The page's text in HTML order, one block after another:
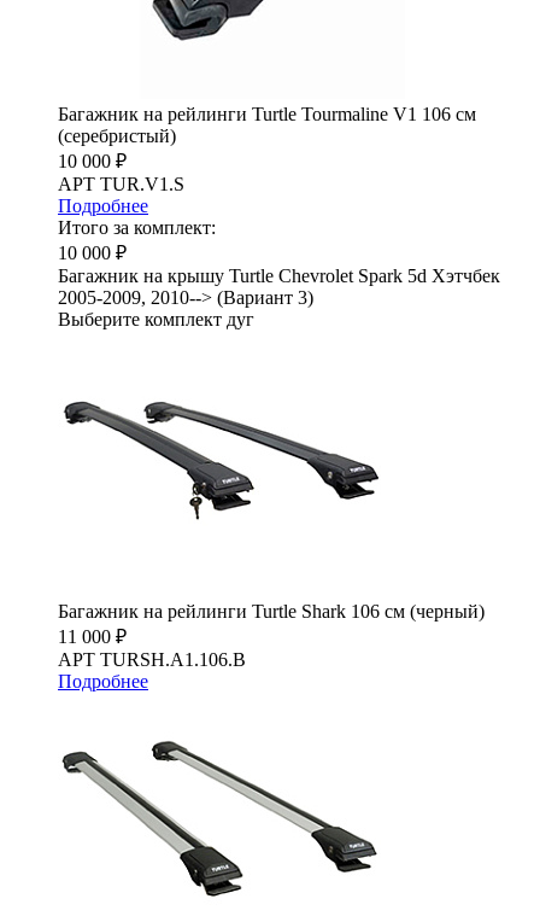
Багажник на рейлинги Turtle Tourmaline V1 106 см
(серебристый)
10 000 ₽
АРТ TUR.V1.S
Подробнее
Итого за комплект:
10 000 ₽
Багажник на крышу Turtle Chevrolet Spark 5d Хэтчбек
2005-2009, 2010--> (Вариант 3)
Выберите комплект дуг
Багажник на рейлинги Turtle Shark 106 см (черный)
11 000 ₽
АРТ TURSH.A1.106.B
Подробнее